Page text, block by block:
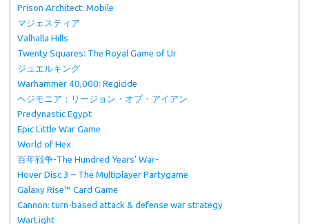
Prison Architect: Mobile
マジェスティア
Valhalla Hills
Twenty Squares: The Royal Game of Ur
ジュエルキング
Warhammer 40,000: Regicide
ヘジモニア：リージョン・オブ・アイアン
Predynastic Egypt
Epic Little War Game
World of Hex
百年戦争-The Hundred Years’ War-
Hover Disc 3 – The Multiplayer Partygame
Galaxy Rise™ Card Game
Cannon: turn-based attack & defense war strategy
WarLight